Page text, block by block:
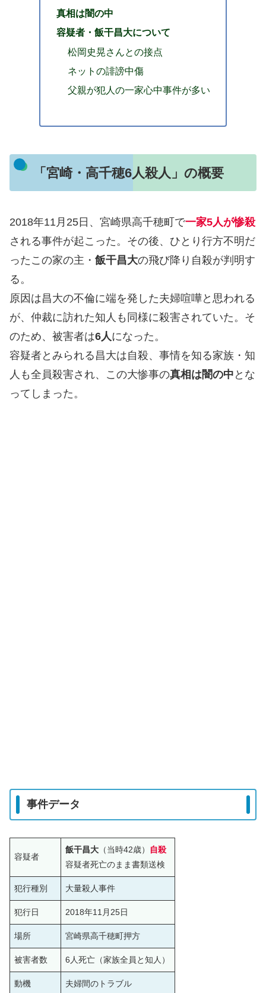
真相は闇の中
容疑者・飯干昌大について
松岡史晃さんとの接点
ネットの誹謗中傷
父親が犯人の一家心中事件が多い
「宮崎・高千穂6人殺人」の概要
2018年11月25日、宮崎県高千穂町で一家5人が惨殺
される事件が起こった。その後、ひとり行方不明だ
ったこの家の主・ 飯干昌大の飛び降り自殺が判明す
る。
原因は昌大の不倫に端を発した夫婦喧嘩と思われる
が、仲裁に訪れた知人も同様に殺害されていた。そ
のため、被害者は6人になった。
容疑者とみられる昌大は自殺、事情を知る家族・知
人も全員殺害され、この大惨事の真相は闇の中 とな
ってしまった。
事件データ
容疑者
飯干昌大 （当時42歳）
自殺
容疑者死亡のまま書類送検
犯行種別 大量殺人事件
犯行日 2018年11月25日
場所 宮崎県高千穂町押方
被害者数 6人死亡（家族全員と知人）
動機 夫婦間のトラブル